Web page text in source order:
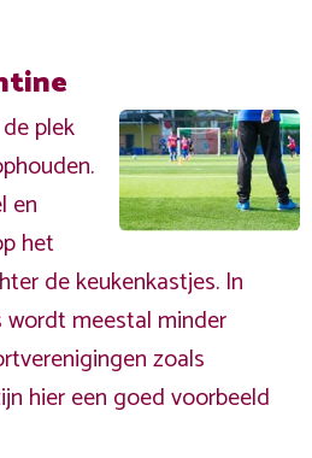
plek
en
het
de keukenkastjes. In
wordt meestal minder
zoals
hier een goed voorbeeld